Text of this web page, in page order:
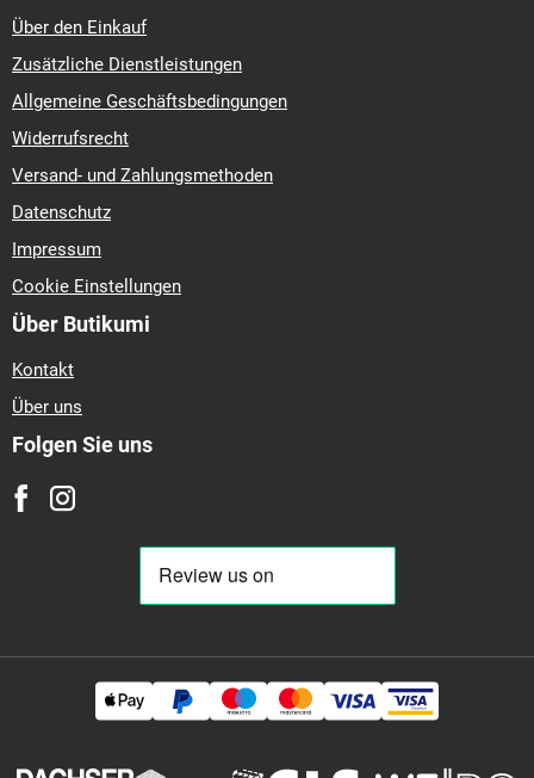
Über den Einkauf
Zusätzliche Dienstleistungen
Allgemeine Geschäftsbedingungen
Widerrufsrecht
Versand- und Zahlungsmethoden
Datenschutz
Impressum
Cookie Einstellungen
Über Butikumi
Kontakt
Über uns
Folgen Sie uns